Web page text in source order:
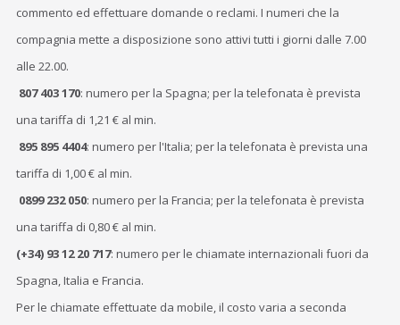
commento ed effettuare domande o reclami. I numeri che la
compagnia mette a disposizione sono attivi tutti i giorni dalle 7.00
alle 22.00.
807 403 170: numero per la Spagna; per la telefonata è prevista
una tariffa di 1,21 € al min.
895 895 4404: numero per l'Italia; per la telefonata è prevista una
tariffa di 1,00 € al min.
0899 232 050: numero per la Francia; per la telefonata è prevista
una tariffa di 0,80 € al min.
(+34) 93 12 20 717: numero per le chiamate internazionali fuori da
Spagna, Italia e Francia.
Per le chiamate effettuate da mobile, il costo varia a seconda